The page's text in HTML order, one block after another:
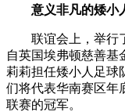
意义非凡的矮小
联谊会上，举行了
自英国埃弗顿慈善基
莉莉担任矮小人足球
们将代表华南赛区年
联赛的冠军。